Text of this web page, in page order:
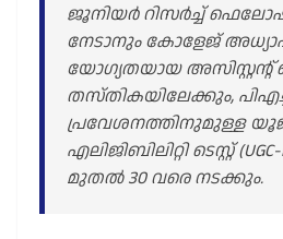
ജൂനിയർ റിസർച്ച്
നേടാനും കോളേജ്
യോഗ്യതയായ
തസ്തികയിലേക്കും,
പ്രവേശനത്തിനുമുള്ള
എലിജിബിലിറ്റി ടെസ്റ്റ്
മുതൽ 30 വരെ നടക്കും.